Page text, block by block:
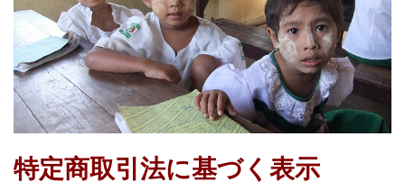
特定商取引法に基づく表示